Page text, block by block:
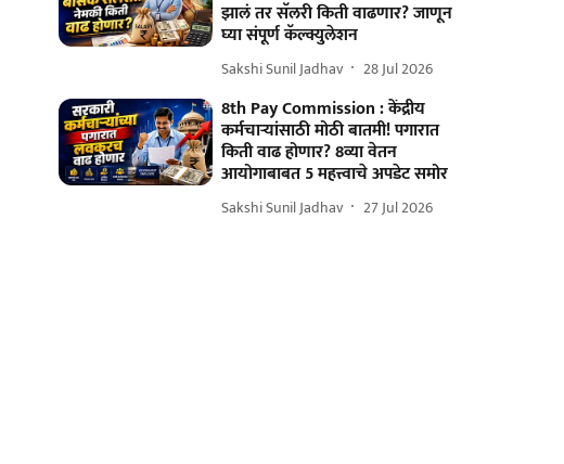
झालं तर सॅलरी किती वाढणार? जाणून
घ्या संपूर्ण कॅल्क्युलेशन
Sakshi Sunil Jadhav 28 Jul 2026
8th Pay Commission : केंद्रीय
कर्मचाऱ्यांसाठी मोठी बातमी! पगारात
किती वाढ होणार? 8व्या वेतन
आयोगाबाबत 5 महत्त्वाचे अपडेट समोर
Sakshi Sunil Jadhav 27 Jul 2026